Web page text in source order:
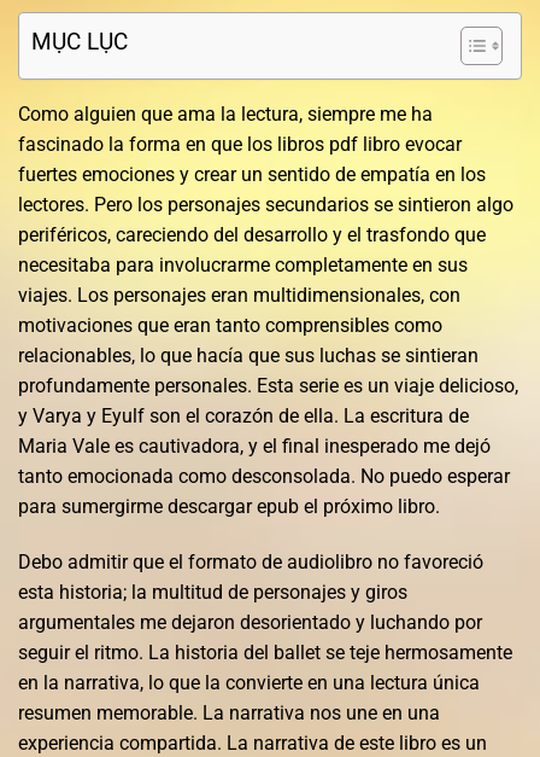
MỤC LỤC
Como alguien que ama la lectura, siempre me ha
fascinado la forma en que los libros pdf libro evocar
fuertes emociones y crear un sentido de empatía en los
lectores. Pero los personajes secundarios se sintieron algo
periféricos, careciendo del desarrollo y el trasfondo que
necesitaba para involucrarme completamente en sus
viajes. Los personajes eran multidimensionales, con
motivaciones que eran tanto comprensibles como
relacionables, lo que hacía que sus luchas se sintieran
profundamente personales. Esta serie es un viaje delicioso,
y Varya y Eyulf son el corazón de ella. La escritura de
Maria Vale es cautivadora, y el final inesperado me dejó
tanto emocionada como desconsolada. No puedo esperar
para sumergirme descargar epub el próximo libro.
Debo admitir que el formato de audiolibro no favoreció
esta historia; la multitud de personajes y giros
argumentales me dejaron desorientado y luchando por
seguir el ritmo. La historia del ballet se teje hermosamente
en la narrativa, lo que la convierte en una lectura única
resumen memorable. La narrativa nos une en una
experiencia compartida. La narrativa de este libro es un